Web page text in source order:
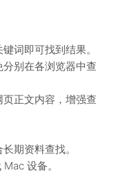
词即可找到结果。
别在各浏览器中查
正文内容，增强查
期资料查找。
设备。